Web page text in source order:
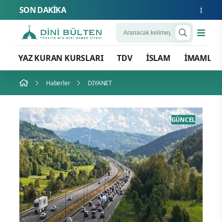
SON DAKİKA İslam
YAZ KURAN KURSLARI TDV İSLAM İMAMLAR
Haberler DİYANET
GÜNCEL